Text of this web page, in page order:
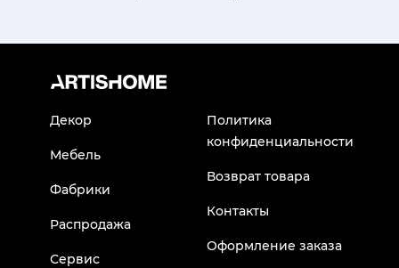
Декор
Мебель
Фабрики
Распродажа
Сервис
Политика
конфиденциальности
Возврат товара
Контакты
Оформление заказа